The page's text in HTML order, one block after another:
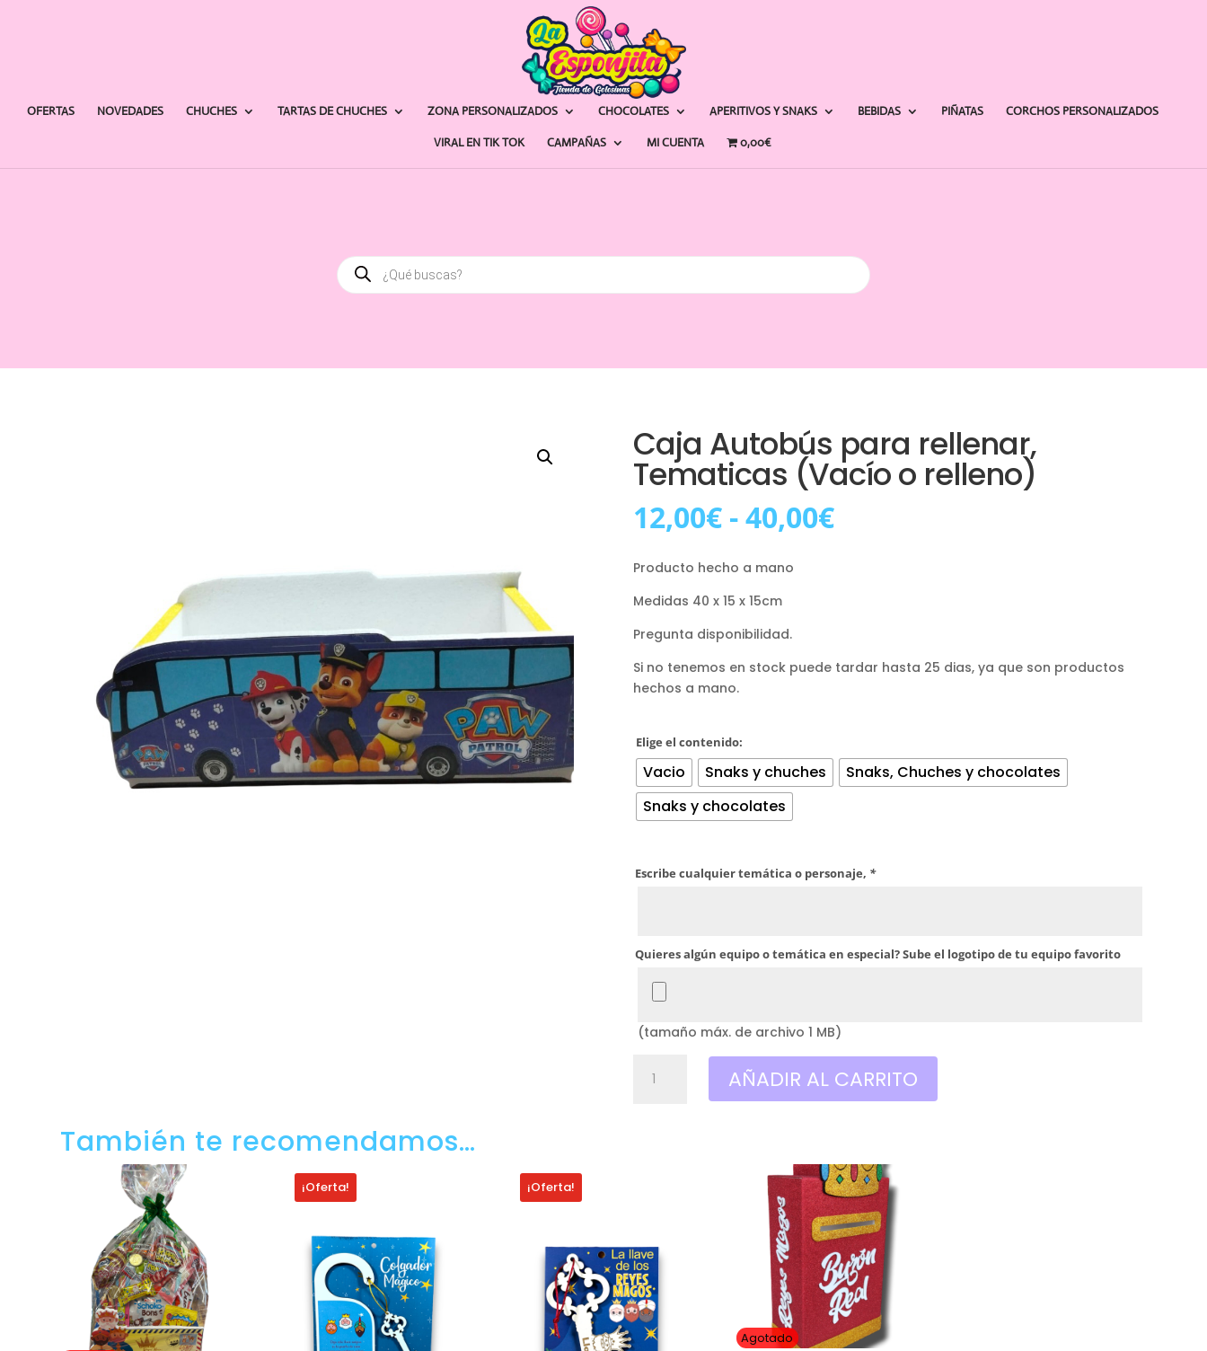
OFERTAS NOVEDADES CHUCHES TARTAS DE CHUCHES ZONA PERSONALIZADOS CHOCOLATES APERITIVOS Y SNAKS BEBIDAS PIÑATAS CORCHOS PERSONALIZADOS
VIRAL EN TIK TOK CAMPAÑAS MI CUENTA 0,00€
Búsqueda
de
productos
Caja Autobús para rellenar,
Tematicas (Vacío o relleno)
12,00€ -40,00€Rango
de
Producto hecho a mano
Medidas 40 x 15 x 15cm
Pregunta disponibilidad.
Si no tenemos en stock puede tardar hasta 25 dias, ya que son productos
hechos a mano.
Elige el contenido:
Vacio Snaks y chuches
Snaks, Chuches y chocolates
Snaks y chocolates
Escribe cualquier temática o personaje, *
Quieres algún equipo o temática en especial? Sube el logotipo de tu equipo favorito
(tamaño máx. de archivo 1 MB)
Autobús
AÑADIR AL CARRITO
También te recomendamos…
¡Oferta! ¡Oferta!
Agotado